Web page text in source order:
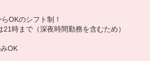
いますので飲食店が初めての方でも大丈夫！
しっかり教えてくれるので安心してくださ
OKのシフト制！
時まで（深夜時間勤務を含むため）
OK